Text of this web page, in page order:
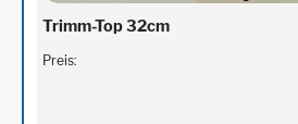
Trimm-Top 32cm
Preis: